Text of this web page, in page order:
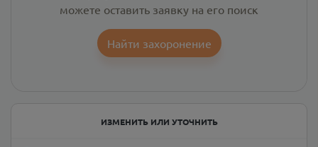
можете оставить заявку на его поиск
Найти захоронение
ИЗМЕНИТЬ ИЛИ УТОЧНИТЬ